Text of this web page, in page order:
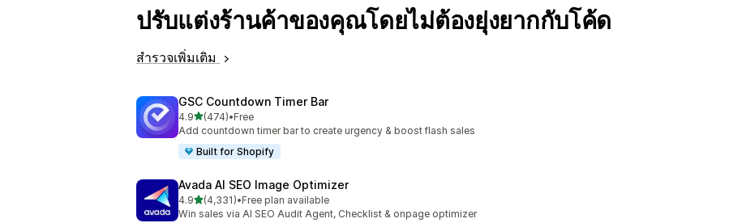
ปรับแต่งร้านค้าของคุณโดยไม่ต้องยุ่งยากกับโค้ด
สำรวจเพิ่มเติม
GSC Countdown Timer Bar
4.9เต็ม 5 ดาว
(474)
ทั้งหมด 474 รีวิว
•Free
Add countdown timer bar to create urgency & boost flash sales
Built for Shopify
Avada AI SEO Image Optimizer
4.9เต็ม 5 ดาว
(4,331)
ทั้งหมด 4331 รีวิว
•Free plan available
Win sales via AI SEO Audit Agent, Checklist & onpage optimizer